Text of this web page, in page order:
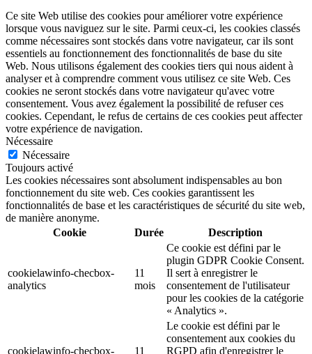
Ce site Web utilise des cookies pour améliorer votre expérience
lorsque vous naviguez sur le site. Parmi ceux-ci, les cookies classés
comme nécessaires sont stockés dans votre navigateur, car ils sont
essentiels au fonctionnement des fonctionnalités de base du site
Web. Nous utilisons également des cookies tiers qui nous aident à
analyser et à comprendre comment vous utilisez ce site Web. Ces
cookies ne seront stockés dans votre navigateur qu'avec votre
consentement. Vous avez également la possibilité de refuser ces
cookies. Cependant, le refus de certains de ces cookies peut affecter
votre expérience de navigation.
Nécessaire
Nécessaire
Toujours activé
Les cookies nécessaires sont absolument indispensables au bon
fonctionnement du site web. Ces cookies garantissent les
fonctionnalités de base et les caractéristiques de sécurité du site web,
de manière anonyme.
Cookie
Durée Description
cookielawinfo-checbox-
analytics
11
mois
Ce cookie est défini par le
plugin GDPR Cookie Consent.
Il sert à enregistrer le
consentement de l'utilisateur
pour les cookies de la catégorie
« Analytics ».
cookielawinfo-checbox-
11
Le cookie est défini par le
consentement aux cookies du
RGPD afin d'enregistrer le